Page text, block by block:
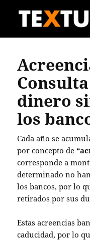
dinero
los
Cada año se
por concepto de
corresponde a
determinado no
los bancos, por lo
retirados por sus
Estas acreencias
caducidad, por lo